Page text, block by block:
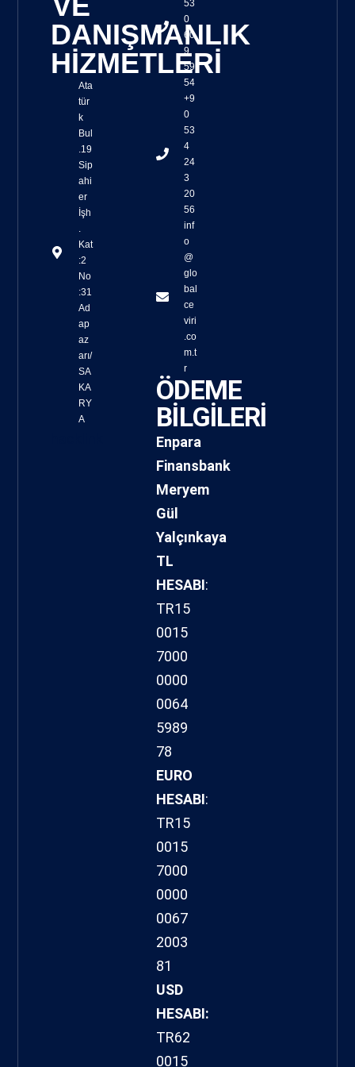
DANIŞMANLIK
HİZMETLERİ
Ata
tür
k
Bul
.19
Sip
ahi
er
İşh
.
Kat
:2
No
:31
Ad
ap
az
arı/
SA
KA
RY
A
53
0
60
9
59
54
+9
0
53
4
24
3
20
56
inf
o
@
glo
bal
ce
viri
.co
m.t
r
ÖDEME
BİLGİLERİ
Enpara
Finansbank
Meryem
Gül
Yalçınkaya
TL
HESABI:
TR15
0015
7000
0000
0064
5989
78
EURO
HESABI:
TR15
0015
7000
0000
0067
2003
81
USD
HESABI:
TR62
0015